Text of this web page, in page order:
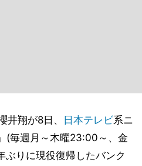
井翔が8日、 日本テレビ系ニ
(毎週月～木曜23:00～、金
りに現役復帰したバンク